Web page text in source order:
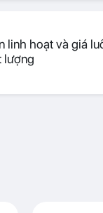
linh hoạt và giá
lượng